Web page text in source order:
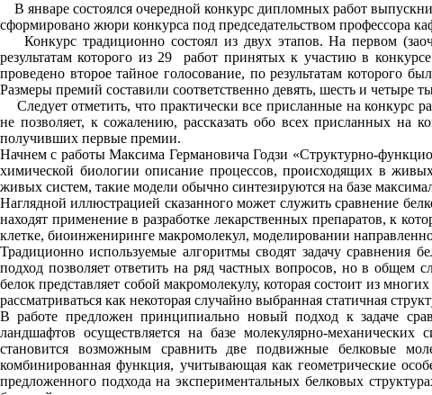
В январе состоялся очередной конкурс дипломных работ
сформировано жюри конкурса под председательством профессора
Конкурс традиционно состоял из двух этапов. На первом
результатам которого из 29 работ принятых к участию в
проведено второе тайное голосование, по результатам которого
Размеры премий составили соответственно девять, шесть и четыре
Следует отметить, что практически все присланные на конкурс
не позволяет, к сожалению, рассказать обо всех присланных на
получивших первые премии.
Начнем с работы Максима Германовича Годзи «Структурно-
химической биологии описание процессов, происходящих в
живых систем, такие модели обычно синтезируются на базе
Наглядной иллюстрацией сказанного может служить сравнение
находят применение в разработке лекарственных препаратов, к
клетке, биоинжениринге макромолекул, моделировании
Традиционно используемые алгоритмы сводят задачу сравнения
подход позволяет ответить на ряд частных вопросов, но в
белок представляет собой макромолекулу, которая состоит из
рассматриваться как некоторая случайно выбранная статичная
В работе предложен принципиально новый подход к задаче
ландшафтов осуществляется на базе молекулярно-
становится возможным сравнить две подвижные белковые
комбинированная функция, учитывающая как геометрические
предложенного подхода на экспериментальных белковых